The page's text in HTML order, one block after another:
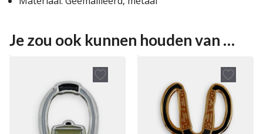
Je zou ook kunnen houden van …